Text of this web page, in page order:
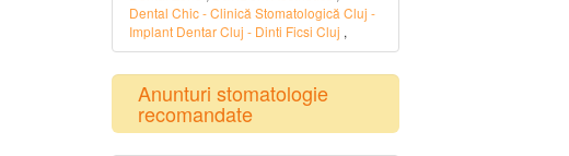
Dental Chic - Clinică Stomatologică Cluj -
Implant Dentar Cluj - Dinti Ficsi Cluj ,
Anunturi stomatologie
recomandate